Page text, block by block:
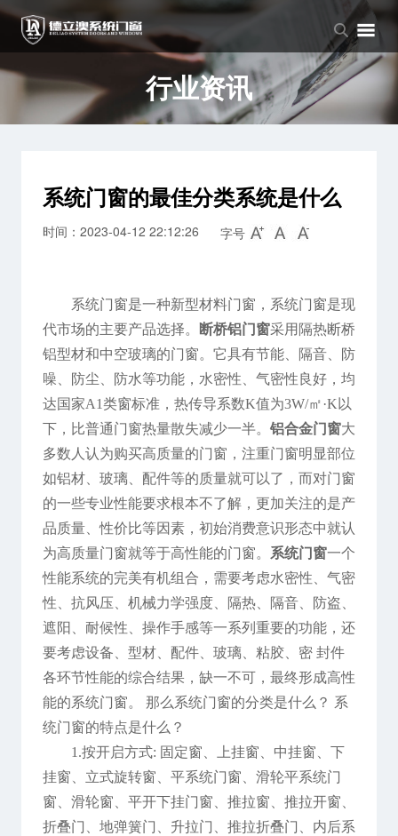
品牌中心
品牌介绍
企业文化
产品中心
窗系列
门系列
新闻中心
公司新闻
行业资讯
行业资讯
系统门窗的最佳分类系统是什么
时间：2023-04-12 22:12:26 字号
系统门窗是一种新型材料门窗，系统门窗是现
代市场的主要产品选择。
断桥铝门窗采用隔热断桥
铝型材和中空玻璃的门窗。它具有节能、隔音、防
噪、防尘、防水等功能，水密性、气密性良好，均
达国家A1类窗标准，热传导系数K值为3W/㎡·K以
下，比普通门窗热量散失减少一半。 铝合金门窗大
多数人认为购买高质量的门窗，注重门窗明显部位
如铝材、玻璃、配件等的质量就可以了，而对门窗
的一些专业性能要求根本不了解，更加关注的是产
品质量、性价比等因素，初始消费意识形态中就认
为高质量门窗就等于高性能的门窗。
系统门窗一个
性能系统的完美有机组合，需要考虑水密性、气密
性、抗风压、机械力学强度、隔热、隔音、防盗、
遮阳、耐候性、操作手感等一系列重要的功能，还
要考虑设备、型材、配件、玻璃、粘胶、密 封件
各环节性能的综合结果，缺一不可，最终形成高性
能的系统门窗。 那么系统门窗的分类是什么？ 系
统门窗的特点是什么？
1.按开启方式: 固定窗、上挂窗、中挂窗、下
挂窗、立式旋转窗、平系统门窗、滑轮平系统门
窗、滑轮窗、平开下挂门窗、推拉窗、推拉开窗、
折叠门、地弹簧门、升拉门、推拉折叠门、内后系